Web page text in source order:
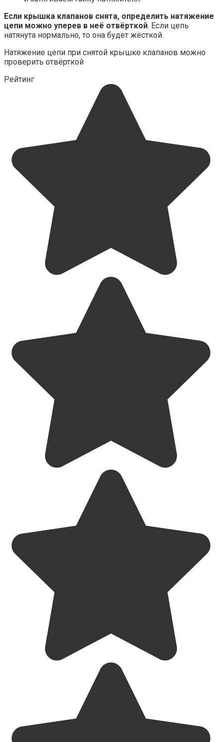
Если крышка клапанов снята, определить натяжение
цепи можно уперев в неё отвёрткой. Если цепь
натянута нормально, то она будет жёсткой.
Натяжение цепи при снятой крышке клапанов можно
проверить отвёрткой
Рейтинг